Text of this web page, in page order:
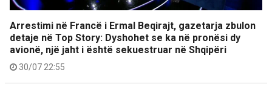
Arrestimi në Francë i Ermal Beqirajt, gazetarja zbulon
detaje në Top Story: Dyshohet se ka në pronësi dy
avionë, një jaht i është sekuestruar në Shqipëri
30/07 22:55